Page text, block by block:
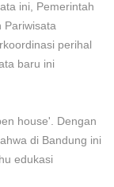
ini, Pemerintah
Pariwisata
perihal
baru ini
house'. Dengan
di Bandung ini
edukasi